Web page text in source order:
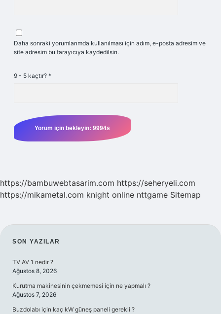
Daha sonraki yorumlarımda kullanılması için adım, e-posta adresim ve
site adresim bu tarayıcıya kaydedilsin.
9 - 5 kaçtır? *
https://bambuwebtasarim.com https://seheryeli.com
https://mikametal.com knight online nttgame Sitemap
SIDEBAR
SON YAZILAR
TV AV 1 nedir ?
Ağustos 8, 2026
Kurutma makinesinin çekmemesi için ne yapmalı ?
Ağustos 7, 2026
Buzdolabı için kaç kW güneş paneli gerekli ?